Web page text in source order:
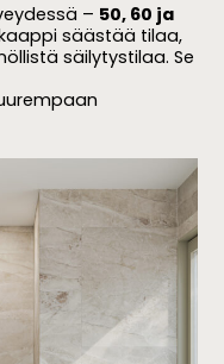
– 50, 60 ja
säästää tilaa,
säilytystilaa. Se